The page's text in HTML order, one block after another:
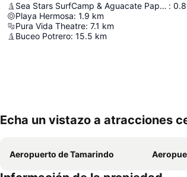
Sea Stars SurfCamp & Aguacate Papaya Boat Tours : 0.8
Playa Hermosa: 1.9 km
Pura Vida Theatre: 7.1 km
Buceo Potrero: 15.5 km
Echa un vistazo a atracciones
Aeropuerto de Tamarindo